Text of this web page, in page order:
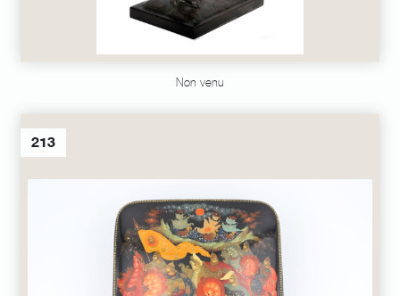
Non venu
213